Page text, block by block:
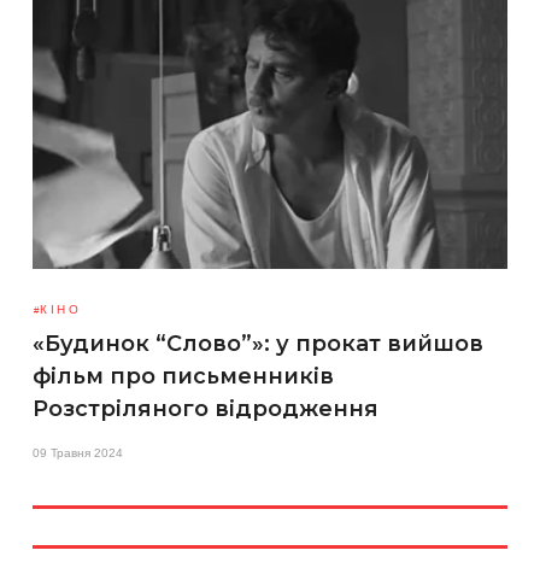
КІНО
«Будинок “Слово”»: у прокат вийшов
фільм про письменників
Розстріляного відродження
09 Травня 2024